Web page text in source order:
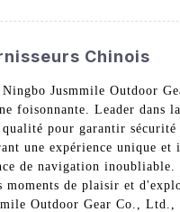
Chinois
Jusmmile Outdoor
foisonnante. Leader dans
pour garantir
une expérience unique et
de navigation inoubliable.
moments de plaisir et
Outdoor Gear Co.,